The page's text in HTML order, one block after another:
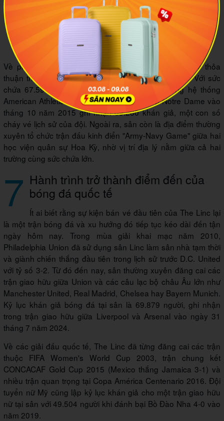
Khán đài sân Lincoln Financial Field kín đặc trong trận đấu
của Philadelphia Eagles, một trong những đội NFL có lượng
fan đông đảo và nhiệt thành nhất nước Mỹ. Ảnh minh họa:
Philadelphia Eagles
Về phía thể thao đại học, Trường Đại học Temple ký thỏa
thuận thuê sân dài hạn để đội Temple Owls thi đấu. Với sức
chứa 67.594 chỗ ngồi, đây là sân lớn nhất trong hệ thống
American Athletic Conference. Trận đón tiếp Notre Dame vào
tháng 10 năm 2015 ghi nhận 69.280 khán giả, một con số
cháy vé lịch sử của đội. Ngoài ra, sân còn là địa điểm thường
xuyên tổ chức trận đấu kinh điển "Army-Navy Game" giữa hai
học viện quân sự Hoa Kỳ, nhờ vị trí địa lý nằm giữa cả hai
trường cùng sức chứa lớn.
7 Hành trình trở thành điểm đến của
bóng đá quốc tế
Ít ai biết rằng sự kiện bán vé đầu tiên của The Linc lại
là một trận bóng đá và xu hướng đó tiếp tục kéo dài đến tận
ngày hôm nay. Trong mùa giải khai mạc năm 2010,
Philadelphia Union đã sử dụng sân Linc làm sân nhà tạm thời
và giành chiến thắng đầu tiên trong lịch sử trước D.C. United
với tỷ số 3-2. Từ đó đến nay, sân thường xuyên đăng cai các
trận giao hữu giữa Union và các câu lạc bộ châu Âu lớn như
Manchester United, Real Madrid, Chelsea hay Bayern Munich.
Kỷ lục khán giả bóng đá tại sân là 69.879 người, ghi nhận
trong trận giao hữu giữa Liverpool và Arsenal vào ngày 31
tháng 7 năm 2024.
Về các giải đấu quốc tế, The Linc đã từng đăng cai các trận
thuộc FIFA Women's World Cup 2003, trận chung kết
CONCACAF Gold Cup 2015 (Mexico thắng Jamaica 3-1) và
nhiều trận quan trọng tại Copa América Centenario 2016. Đội
tuyển nữ Mỹ cũng lập kỷ lục khán giả cho một trận giao hữu
nữ tại sân với 49.504 người khi đánh bại Bồ Đào Nha 4-0 vào
năm 2019.